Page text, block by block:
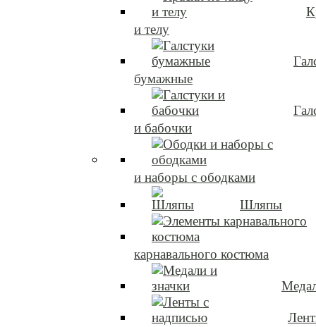
и телу
бумажные
и бабочки
и наборы с ободками
Шляпы
карнавального костюма